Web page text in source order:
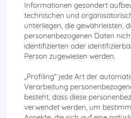
Informationen gesondert
technischen und
unterliegen, die gewährleisten,
personenbezogenen Daten
identifizierten oder
Person zugewiesen werden.
„Profiling“ jede Art der
Verarbeitung
besteht, dass diese
verwendet werden, um